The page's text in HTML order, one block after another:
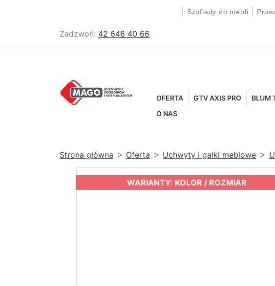
Szuflady do mebli
Zadzwoń: 42 646 40 66
OFERTA GTV AXIS PRO BLUM
O NAS
Strona główna Oferta Uchwyty i gałki meblowe
WARIANTY: KOLOR / ROZMIAR